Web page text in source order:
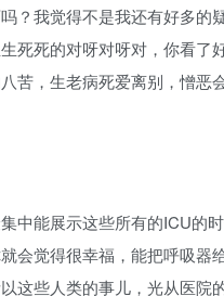
？我觉得不是我还有好多的
死死的对呀对呀对，你看了
苦，生老病死爱离别，憎恶
中能展示这些所有的ICU的
会觉得很幸福，能把呼吸器
这些人类的事儿，光从医院